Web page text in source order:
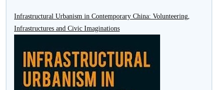
Infrastructural Urbanism in Contemporary China: Volunteering,
Infrastructures and Civic Imaginations